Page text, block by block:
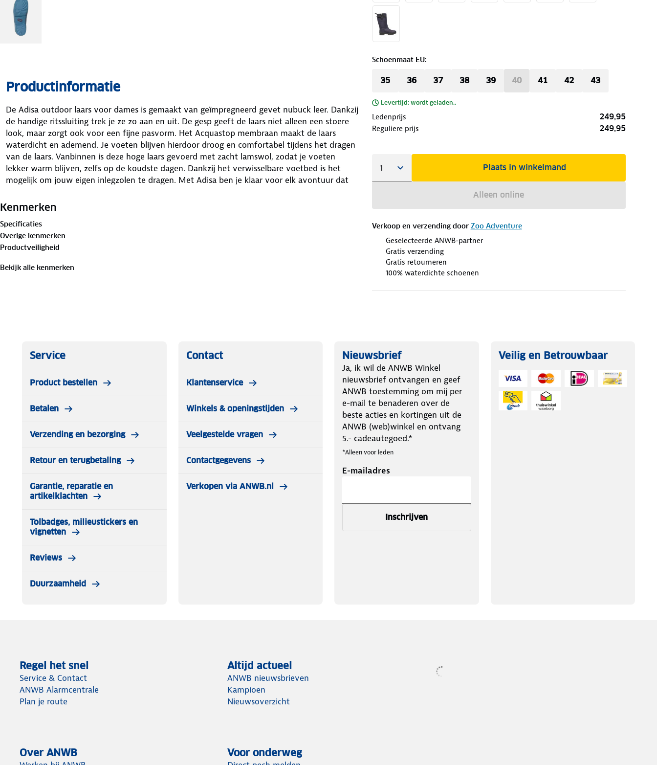
Schoenmaat EU:
35 36 37 38 39 40 41 42 43
Levertijd: wordt geladen..
Ledenprijs 249,95
Reguliere prijs 249,95
Plaats in winkelmand
Alleen online
Verkoop en verzending door Zoo Adventure
Geselecteerde ANWB-partner
Gratis verzending
Gratis retourneren
100% waterdichte schoenen
Productinformatie
De Adisa outdoor laars voor dames is gemaakt van geïmpregneerd gevet nubuck leer. Dankzij
de handige ritssluiting trek je ze zo aan en uit. De gesp geeft de laars niet alleen een stoere
look, maar zorgt ook voor een fijne pasvorm. Het Acquastop membraan maakt de laars
waterdicht en ademend. Je voeten blijven hierdoor droog en comfortabel tijdens het dragen
van de laars. Vanbinnen is deze hoge laars gevoerd met zacht lamswol, zodat je voeten
lekker warm blijven, zelfs op de koudste dagen. Dankzij het verwisselbare voetbed is het
mogelijk om jouw eigen inlegzolen te dragen. Met Adisa ben je klaar voor elk avontuur dat
Uitneembaar voetbed • Acquastop membraan 100% waterdicht en ademend
Kenmerken
Specificaties
Overige kenmerken
Productveiligheid
Bekijk alle kenmerken
Service
Product bestellen
Betalen
Verzending en bezorging
Retour en terugbetaling
Garantie, reparatie en
artikelklachten
Tolbadges, milieustickers en
vignetten
Reviews
Duurzaamheid
Contact
Klantenservice
Winkels & openingstijden
Veelgestelde vragen
Contactgegevens
Verkopen via ANWB.nl
Nieuwsbrief
Ja, ik wil de ANWB Winkel
nieuwsbrief ontvangen en geef
ANWB toestemming om mij per
e-mail te benaderen over de
beste acties en kortingen uit de
ANWB (web)winkel en ontvang
5.- cadeautegoed.*
*Alleen voor leden
E-mailadres
Inschrijven
Veilig en Betrouwbaar
Regel het snel
Service & Contact
ANWB Alarmcentrale
Plan je route
Altijd actueel
ANWB nieuwsbrieven
Kampioen
Nieuwsoverzicht
Over ANWB Voor onderweg